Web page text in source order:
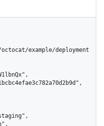
example/deployment